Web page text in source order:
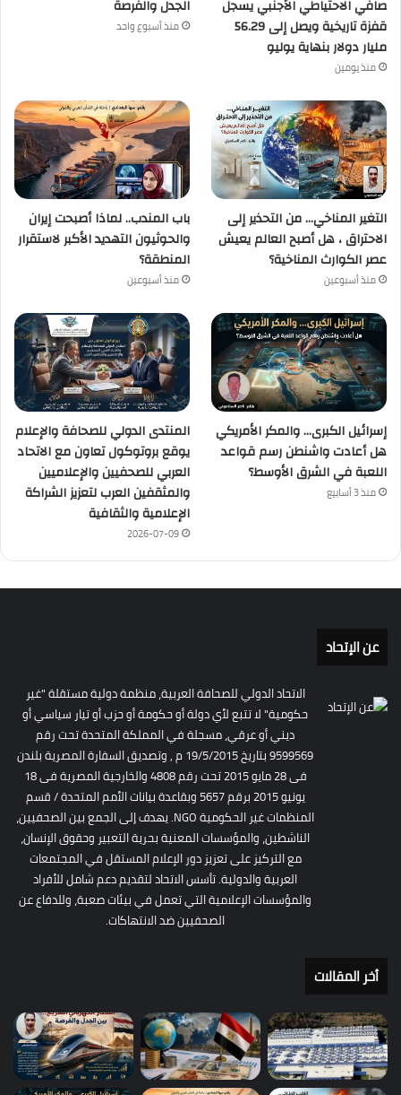
صافي الاحتياطي الأجنبي يسجل
قفزة تاريخية ويصل إلى 56.29
مليار دولار بنهاية يوليو
منذ يومين
الجدل والفرصة
منذ أسبوع واحد
التغير المناخي… من التحذير إلى
الاحتراق ، هل أصبح العالم يعيش
عصر الكوارث المناخية؟
منذ أسبوعين
باب المندب.. لماذا أصبحت إيران
والحوثيون التهديد الأكبر لاستقرار
المنطقة؟
منذ أسبوعين
إسرائيل الكبرى… والمكر الأمريكي
هل أعادت واشنطن رسم قواعد
اللعبة في الشرق الأوسط؟
منذ 3 أسابيع
المنتدى الدولي للصحافة والإعلام
يوقع بروتوكول تعاون مع الاتحاد
العربي للصحفيين والإعلاميين
والمثقفين العرب لتعزيز الشراكة
الإعلامية والثقافية
2026-07-09
عن الإتحاد
الاتحاد الدولي للصحافة العربية، منظمة دولية مستقلة "غير
حكومية" لا تتبع لأي دولة أو حكومة أو حزب أو تيار سياسي أو
ديني أو عرقي، مسجلة في المملكة المتحدة تحت رقم
9599569 بتاريخ 19/5/2015 م , وتصديق السفارة المصرية بلندن
فى 28 مايو 2015 تحت رقم 4808 والخارجية المصرية فى 18
يونيو 2015 برقم 5657 وبقاعدة بيانات الأمم المتحدة / قسم
المنظمات غير الحكومية NGO. يهدف إلى الجمع بين الصحفيين،
الناشطين، والمؤسسات المعنية بحرية التعبير وحقوق الإنسان،
مع التركيز على تعزيز دور الإعلام المستقل في المجتمعات
العربية والدولية. تأسس الاتحاد لتقديم دعم شامل للأفراد
والمؤسسات الإعلامية التي تعمل في بيئات صعبة، وللدفاع عن
الصحفيين ضد الانتهاكات.
أخر المقالات